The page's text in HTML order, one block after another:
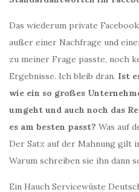
Das wiederum private
außer einer Nachfrage und
zu meiner Frage passte, noch
Ergebnisse. Ich bleib dran. Ist
wie ein so großes
umgeht und auch noch das
es am besten passt? Was auf
Der Satz auf der Mahnung gilt
Warum schreiben sie ihn dann
Ein Hauch Servicewüste